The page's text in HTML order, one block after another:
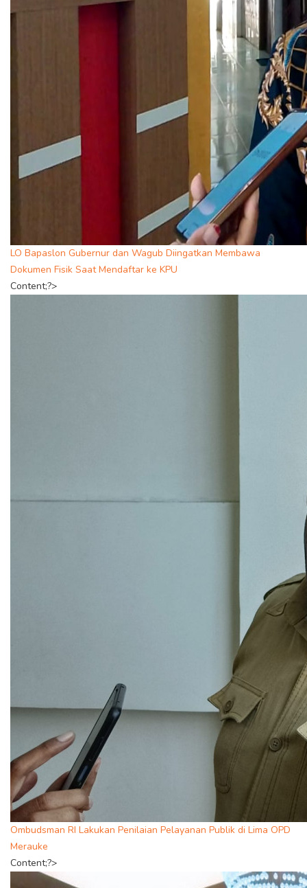
LO Bapaslon Gubernur dan Wagub Diingatkan Membawa
Dokumen Fisik Saat Mendaftar ke KPU
Content;?>
Ombudsman RI Lakukan Penilaian Pelayanan Publik di Lima OPD
Merauke
Content;?>